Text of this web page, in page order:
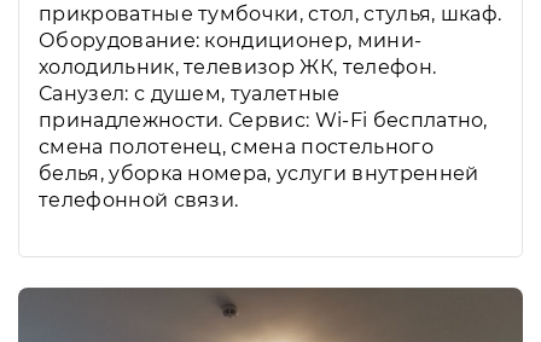
прикроватные тумбочки, стол, стулья, шкаф.
Оборудование: кондиционер, мини-
холодильник, телевизор ЖК, телефон.
Санузел: с душем, туалетные
принадлежности. Сервис: Wi-Fi бесплатно,
смена полотенец, смена постельного
белья, уборка номера, услуги внутренней
телефонной связи.